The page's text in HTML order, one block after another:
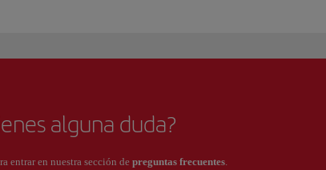
alguna duda?
entrar en nuestra sección depreguntas frecuentes